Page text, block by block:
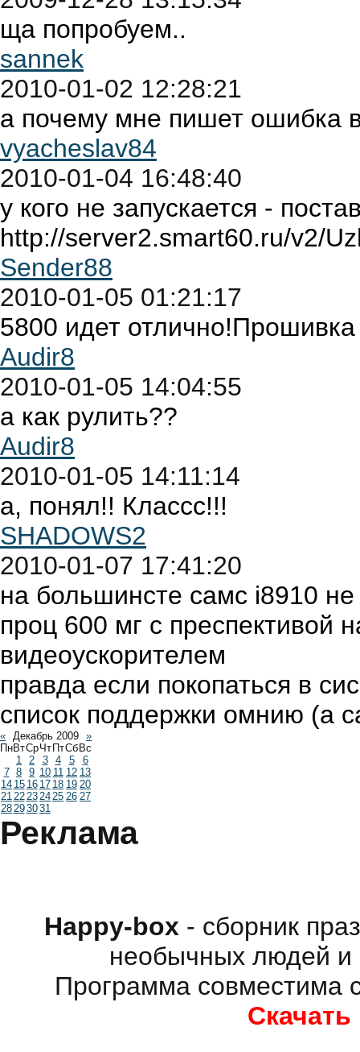
ща попробуем..
sannek
2010-01-02 12:28:21
а почему мне пишет ошибка
vyacheslav84
2010-01-04 16:48:40
у кого не запускается -
http://server2.smart60.ru/v2/
Sender88
2010-01-05 01:21:17
5800 идет
Audir8
2010-01-05 14:04:55
а как рулить??
Audir8
2010-01-05 14:11:14
а, понял!! Классс!!!
SHADOWS2
2010-01-07 17:41:20
на большинсте самс i8910
проц 600 мг с преспективой
видеоускорителем
правда если покопаться в
список поддержки омнию (а
« Декабрь 2009 »
ПнВтСрЧт ПтСб Вс
1 2 3 4 5
6
7 8 9 10 11 12 13
14 15 16 17 18 19 20
2122232425 26 27
28293031
Реклама
Happy-box - сборник
необычных людей и
Программа совместима